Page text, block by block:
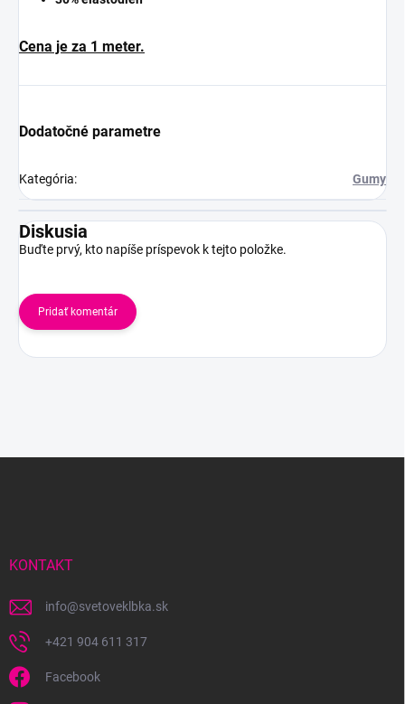
Cena je za 1 meter.
Dodatočné parametre
Kategória: Gumy
Diskusia
Buďte prvý, kto napíše príspevok k tejto položke.
Pridať komentár
KONTAKT
info@svetoveklbka.sk
+421 904 611 317
Facebook